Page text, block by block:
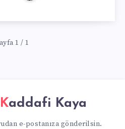
1 / 1
Kaddafi Kaya
e-postanıza gönderilsin.